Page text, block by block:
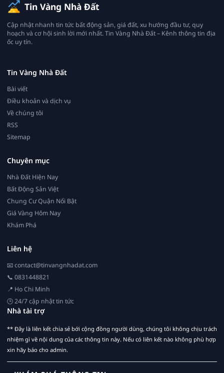
Tin Vàng Nhà Đất
Cập nhật nhanh tin tức bất động sản, giá đất, xu hướng đầu tư, quy
hoạch và cơ hội sinh lời mới nhất. Tin Vàng Nhà Đất – Kênh thông tin địa
ốc uy tín.
Tin Vàng Nhà Đất
Bài viết
Điều khoản và dịch vụ
Về chúng tôi
RSS
Sitemap
Chuyên mục
Nhà Đất Hiện Nay
Bất Động Sản Việt
Chung Cư Quận Nổi Bật
Giá Vàng Hôm Nay
Khám Phá
Liên hệ
📧contact@tinvangnhadat.com
📞 0831448821
📍 Ho Chi Minh
🕒 24/7 cập nhật tin tức
Nhà tài trợ
** Đây là liên kết chia sẻ bới cộng đồng người dùng, chúng tôi không chịu trách
nhiệm gì về nội dung của các thông tin này. Nếu có liên kết nào không phù hợp
xin hãy báo cho admin.